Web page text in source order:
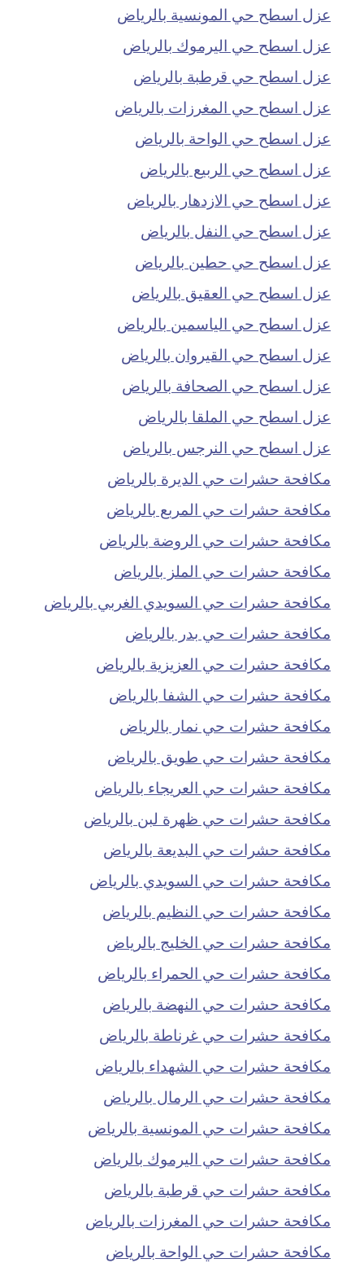
عزل اسطح حي المونسية بالرياض
عزل اسطح حي اليرموك بالرياض
عزل اسطح حي قرطبة بالرياض
عزل اسطح حي المغرزات بالرياض
عزل اسطح حي الواحة بالرياض
عزل اسطح حي الربيع بالرياض
عزل اسطح حي الازدهار بالرياض
عزل اسطح حي النفل بالرياض
عزل اسطح حي حطين بالرياض
عزل اسطح حي العقيق بالرياض
عزل اسطح حي الياسمين بالرياض
عزل اسطح حي القيروان بالرياض
عزل اسطح حي الصحافة بالرياض
عزل اسطح حي الملقا بالرياض
عزل اسطح حي النرجس بالرياض
مكافحة حشرات حي الديرة بالرياض
مكافحة حشرات حي المربع بالرياض
مكافحة حشرات حي الروضة بالرياض
مكافحة حشرات حي الملز بالرياض
مكافحة حشرات حي السويدي الغربي بالرياض
مكافحة حشرات حي بدر بالرياض
مكافحة حشرات حي العزيزية بالرياض
مكافحة حشرات حي الشفا بالرياض
مكافحة حشرات حي نمار بالرياض
مكافحة حشرات حي طويق بالرياض
مكافحة حشرات حي العريجاء بالرياض
مكافحة حشرات حي ظهرة لبن بالرياض
مكافحة حشرات حي البديعة بالرياض
مكافحة حشرات حي السويدي بالرياض
مكافحة حشرات حي النظيم بالرياض
مكافحة حشرات حي الخليج بالرياض
مكافحة حشرات حي الحمراء بالرياض
مكافحة حشرات حي النهضة بالرياض
مكافحة حشرات حي غرناطة بالرياض
مكافحة حشرات حي الشهداء بالرياض
مكافحة حشرات حي الرمال بالرياض
مكافحة حشرات حي المونسية بالرياض
مكافحة حشرات حي اليرموك بالرياض
مكافحة حشرات حي قرطبة بالرياض
مكافحة حشرات حي المغرزات بالرياض
مكافحة حشرات حي الواحة بالرياض